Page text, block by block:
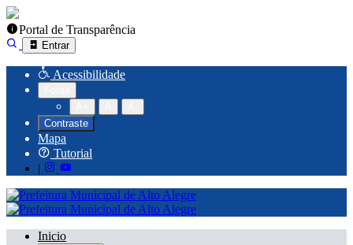
Portal de Transparência
Entrar
Acessibilidade
Contraste
Mapa
Tutorial
|
Inicio